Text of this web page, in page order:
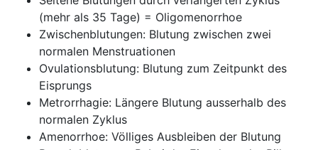
(mehr als 35 Tage) = Oligomenorrhoe
Zwischenblutungen: Blutung zwischen zwei
normalen Menstruationen
Ovulationsblutung: Blutung zum Zeitpunkt des
Eisprungs
Metrorrhagie: Längere Blutung ausserhalb des
normalen Zyklus
Amenorrhoe: Völliges Ausbleiben der Blutung